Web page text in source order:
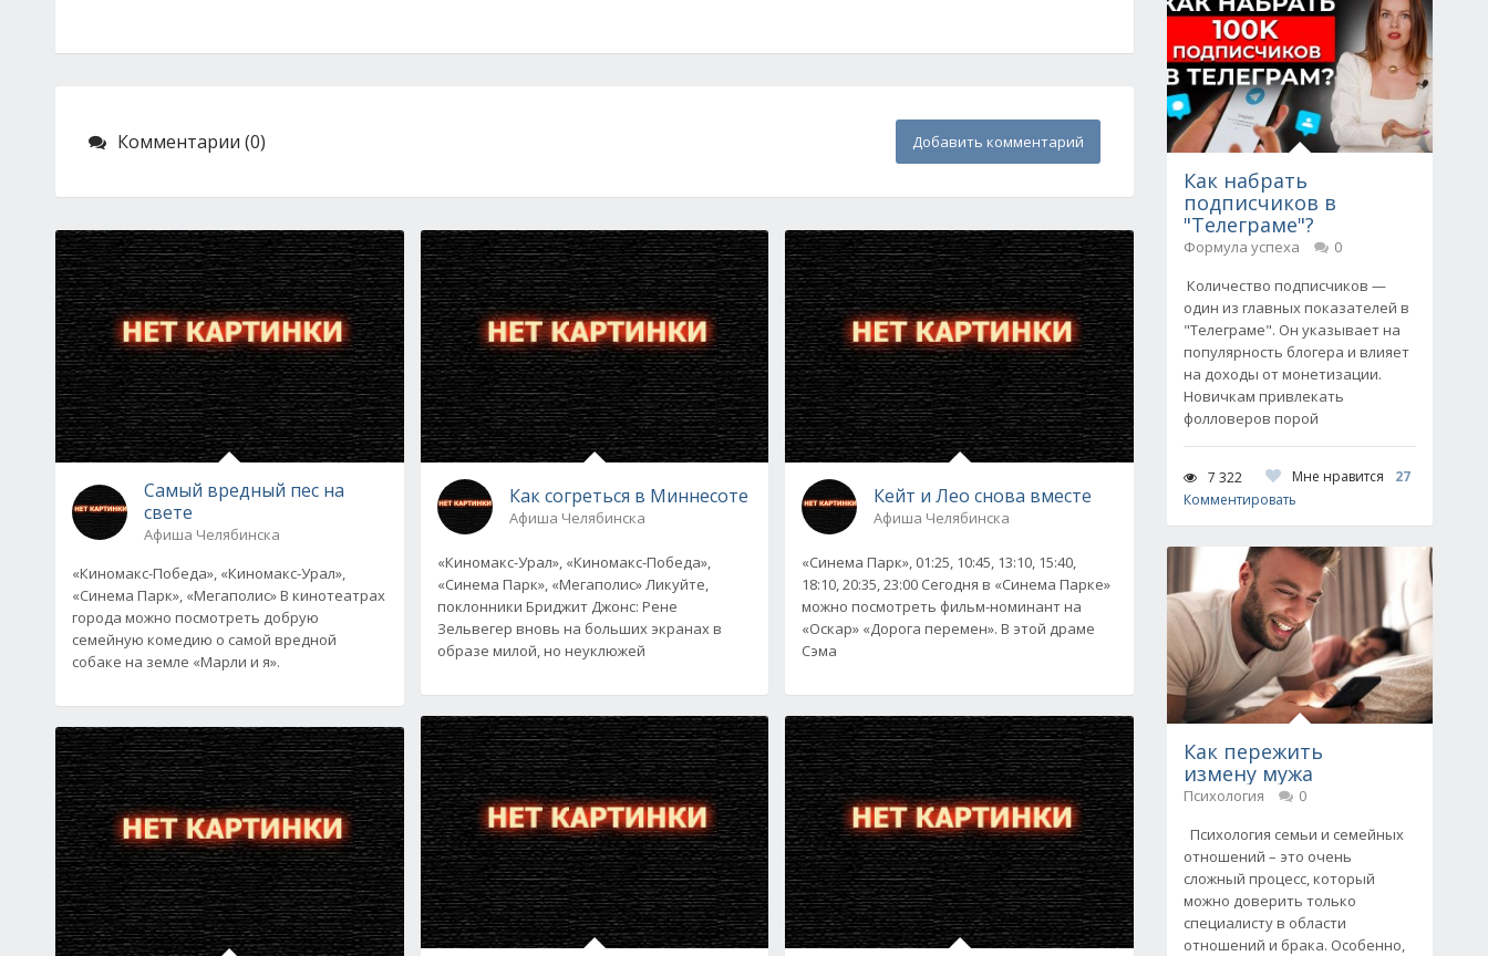
Комментарии (0) Добавить комментарий
Самый вредный пес на
свете
Афиша Челябинска
«Киномакс-Победа», «Киномакс-Урал»,
«Синема Парк», «Мегаполис» В кинотеатрах
города можно посмотреть добрую
семейную комедию о самой вредной
собаке на земле «Марли и я».
Как согреться в Миннесоте
Афиша Челябинска
«Киномакс-Урал», «Киномакс-Победа»,
«Синема Парк», «Мегаполис» Ликуйте,
поклонники Бриджит Джонс: Рене
Зельвегер вновь на больших экранах в
образе милой, но неуклюжей
Кейт и Лео снова вместе
Афиша Челябинска
«Синема Парк», 01:25, 10:45, 13:10, 15:40,
18:10, 20:35, 23:00 Сегодня в «Синема Парке»
можно посмотреть фильм-номинант на
«Оскар» «Дорога перемен». В этой драме
Сэма
Как набрать
подписчиков в
"Телеграме"?
Формула успеха
0
Количество подписчиков —
один из главных показателей в
"Телеграме". Он указывает на
популярность блогера и влияет
на доходы от монетизации.
Новичкам привлекать
фолловеров порой
7 322 Мне нравится
27
Комментировать
Как пережить
измену мужа
Психология
0
Психология семьи и семейных
отношений – это очень
сложный процесс, который
можно доверить только
специалисту в области
отношений и брака. Особенно,